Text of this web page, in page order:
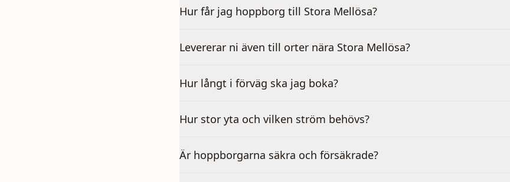
Hur får jag hoppborg till Stora Mellösa?
Levererar ni även till orter nära Stora Mellösa?
Hur långt i förväg ska jag boka?
Hur stor yta och vilken ström behövs?
Är hoppborgarna säkra och försäkrade?